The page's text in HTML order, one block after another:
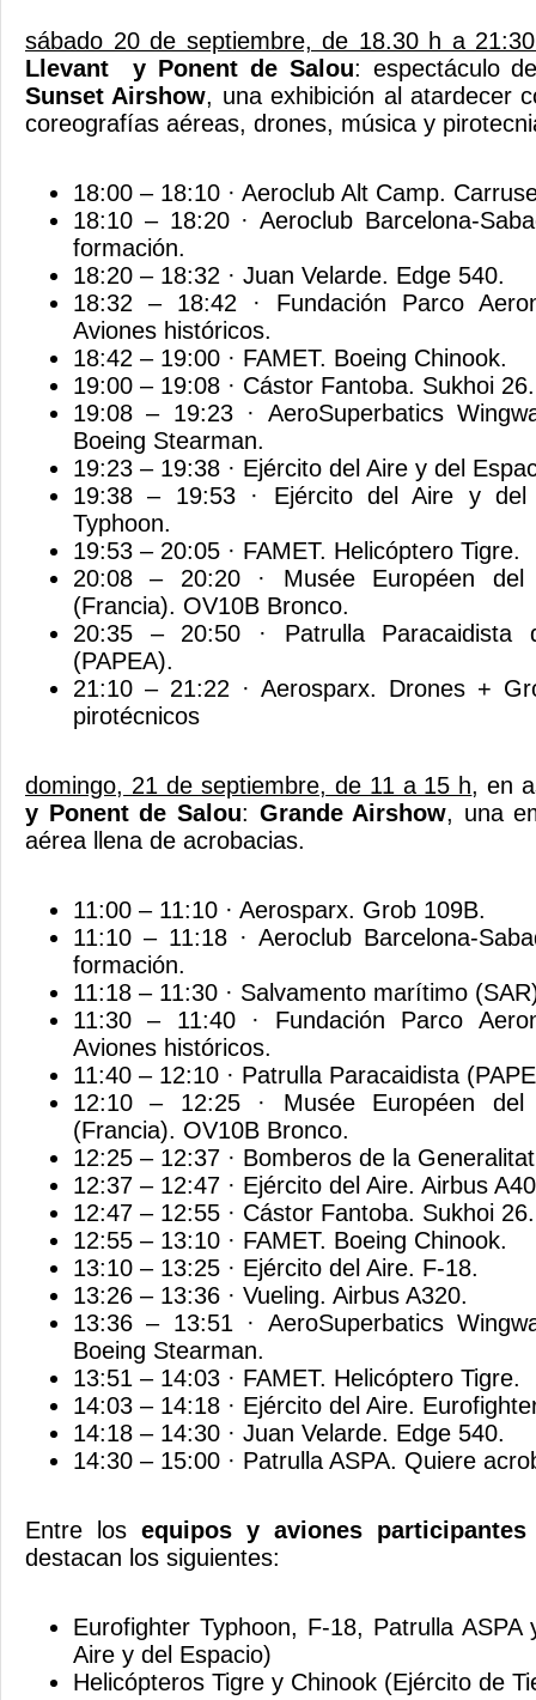
sábado 20 de septiembre, de 18.30 h a
Llevant y Ponent de Salou: espectáculo
Sunset Airshow, una exhibición al atardecer
coreografías aéreas, drones, música y
18:00 – 18:10 · Aeroclub Alt Camp.
18:10 – 18:20 · Aeroclub Barcelona-
formación.
18:20 – 18:32 · Juan Velarde. Edge 540.
18:32 – 18:42 · Fundación Parco
Aviones históricos.
18:42 – 19:00 · FAMET. Boeing Chinook.
19:00 – 19:08 · Cástor Fantoba. Sukhoi 26.
19:08 – 19:23 · AeroSuperbatics
Boeing Stearman.
19:23 – 19:38 · Ejército del Aire y del
19:38 – 19:53 · Ejército del Aire y del
Typhoon.
19:53 – 20:05 · FAMET. Helicóptero Tigre.
20:08 – 20:20 · Musée Européen del
(Francia). OV10B Bronco.
20:35 – 20:50 · Patrulla Paracaidista
(PAPEA).
21:10 – 21:22 · Aerosparx. Drones +
pirotécnicos
domingo, 21 de septiembre, de 11 a 15 h, en
y Ponent de Salou: Grande Airshow, una
aérea llena de acrobacias.
11:00 – 11:10 · Aerosparx. Grob 109B.
11:10 – 11:18 · Aeroclub Barcelona-
formación.
11:18 – 11:30 · Salvamento marítimo
11:30 – 11:40 · Fundación Parco
Aviones históricos.
11:40 – 12:10 · Patrulla Paracaidista
12:10 – 12:25 · Musée Européen del
(Francia). OV10B Bronco.
12:25 – 12:37 · Bomberos de la
12:37 – 12:47 · Ejército del Aire. Airbus
12:47 – 12:55 · Cástor Fantoba. Sukhoi 26.
12:55 – 13:10 · FAMET. Boeing Chinook.
13:10 – 13:25 · Ejército del Aire. F-18.
13:26 – 13:36 · Vueling. Airbus A320.
13:36 – 13:51 · AeroSuperbatics
Boeing Stearman.
13:51 – 14:03 · FAMET. Helicóptero Tigre.
14:03 – 14:18 · Ejército del Aire.
14:18 – 14:30 · Juan Velarde. Edge 540.
14:30 – 15:00 · Patrulla ASPA. Quiere
Entre los equipos y aviones
destacan los siguientes:
Eurofighter Typhoon, F-18, Patrulla ASPA
Aire y del Espacio)
Helicópteros Tigre y Chinook (Ejército de